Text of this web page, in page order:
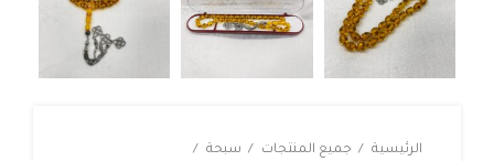
الرئيسية جميع المنتجات
سبحة